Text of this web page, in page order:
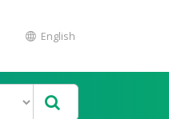
English